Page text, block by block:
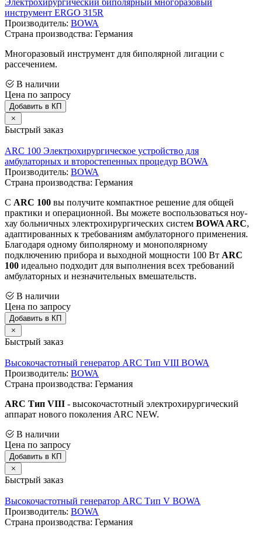
инструмент ERGO 315R
Производитель: BOWA
Страна производства: Германия
Многоразовый инструмент для биполярной лигации с
рассечением.
В наличии
Цена по запросу
Добавить в КП
Быстрый заказ
ARC 100 Электрохирургическое устройство для
амбулаторных и второстепенных процедур BOWA
Производитель: BOWA
Страна производства: Германия
С ARC 100 вы получите компактное решение для общей
практики и операционной. Вы можете воспользоваться ноу-
хау больничных электрохирургических систем BOWA ARC,
адаптированных к требованиям амбулаторного применения.
Благодаря одному биполярному и монополярному
подключению прибора и выходной мощности 100 Вт ARC
100 идеально подходит для выполнения всех требований
амбулаторных и незначительных вмешательств.
В наличии
Цена по запросу
Добавить в КП
Быстрый заказ
Высокочастотный генератор ARC Тип VIII BOWA
Производитель: BOWA
Страна производства: Германия
ARC Тип VIII - высокочастотный электрохирургический
аппарат нового поколения ARC NEW.
В наличии
Цена по запросу
Добавить в КП
Быстрый заказ
Высокочастотный генератор ARC Тип V BOWA
Производитель: BOWA
Страна производства: Германия